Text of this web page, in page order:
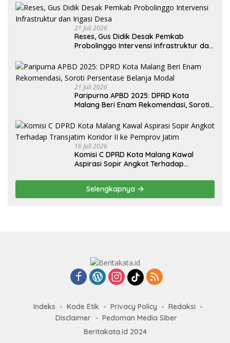
21 Juli 2026
Reses, Gus Didik Desak Pemkab
Probolinggo Intervensi Infrastruktur dan
21 Juli 2026
Paripurna APBD 2025: DPRD Kota
Malang Beri Enam Rekomendasi, Soroti
16 Juli 2026
Komisi C DPRD Kota Malang Kawal
Aspirasi Sopir Angkot Terhadap
Selengkapnya
Indeks Kode Etik Privacy Policy
Redaksi
Disclaimer
Pedoman Media Siber
Beritakata.id 2024